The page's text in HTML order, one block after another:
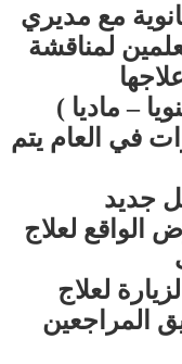
مع مديري
لمناقشة
في العام يتم
جديد
الواقع لعلاج
لعلاج
المراجعين